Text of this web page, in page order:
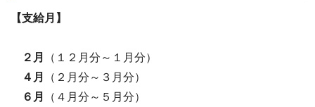
【支給月】
２月
（１２月分～１月分）
４月
（２月分～３月分）
６月
（４月分～５月分）